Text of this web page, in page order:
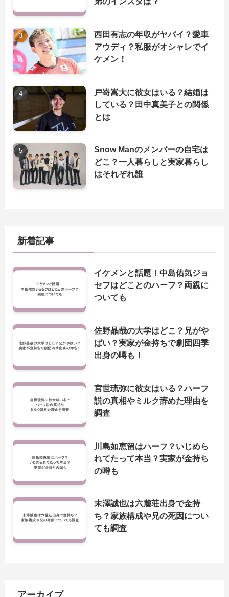
西田有志の年収がヤバイ？愛車
アウディ？私服がオシャレでイ
ケメン！
戸嵜嵩大に彼女はいる？結婚は
している？田中真美子との関係
とは
Snow Manのメンバーの自宅は
どこ？一人暮らしと実家暮らし
はそれぞれ誰
新着記事
イケメンと話題！中島佑気ジョ
セフはどことのハーフ？両親に
ついても
佐野晶哉の大学はどこ？兄がや
ばい？実家が金持ちで劇団四季
出身の噂も！
宮世琉弥に彼女はいる？ハーフ
説の真相やミルク辞めた理由を
調査
川島如恵留はハーフ？いじめら
れてたって本当？実家が金持ち
の噂も
末澤誠也は六麓荘出身で金持
ち？家族構成や兄の死因につい
ても調査